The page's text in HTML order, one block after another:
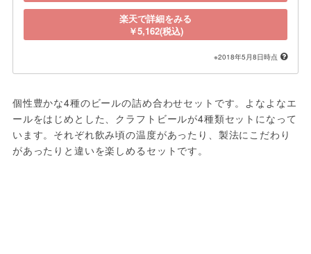
楽天で詳細をみる
￥5,162(税込)
※2018年5月8日時点
個性豊かな4種のビールの詰め合わせセットです。よなよなエ
ールをはじめとした、クラフトビールが4種類セットになって
います。それぞれ飲み頃の温度があったり、製法にこだわり
があったりと違いを楽しめるセットです。